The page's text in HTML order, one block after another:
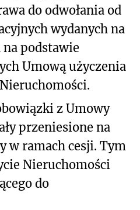
do odwołania od
wydanych na
na podstawie
Umową użyczenia
Nieruchomości.
z Umowy
przeniesione na
w ramach cesji. Tym
Nieruchomości
cego do